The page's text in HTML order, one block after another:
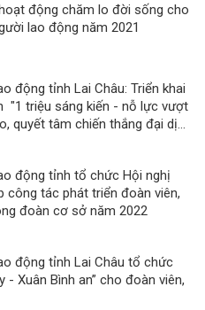
động chăm lo đời sống cho
lao động năm 2021
động tỉnh Lai Châu: Triển khai
"1 triệu sáng kiến - nỗ lực vượt
quyết tâm chiến thắng đại dịch
động tỉnh tổ chức Hội nghị
công tác phát triển đoàn viên,
đoàn cơ sở năm 2022
động tỉnh Lai Châu tổ chức
- Xuân Bình an” cho đoàn viên,